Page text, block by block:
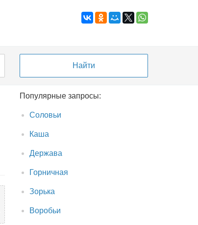
Популярные запросы:
Соловьи
Каша
Держава
Горничная
Зорька
Воробьи